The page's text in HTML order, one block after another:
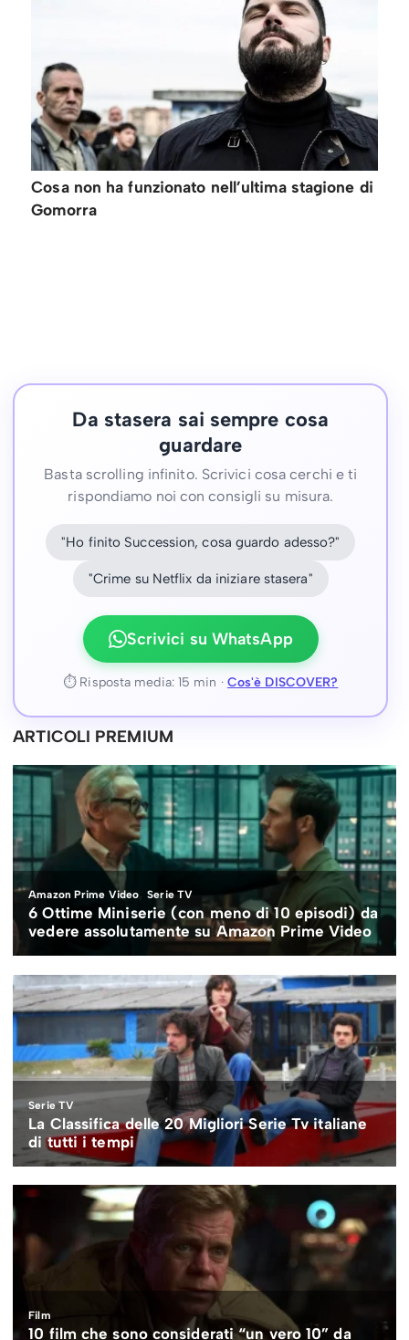
Cosa non ha funzionato nell’ultima stagione di
Gomorra
Da stasera sai sempre cosa
guardare
Basta scrolling infinito. Scrivici cosa cerchi e ti
rispondiamo noi con consigli su misura.
"Ho finito Succession, cosa guardo adesso?"
"Crime su Netflix da iniziare stasera"
Scrivici su WhatsApp
⏱ Risposta media: 15 min · Cos'è DISCOVER?
ARTICOLI PREMIUM